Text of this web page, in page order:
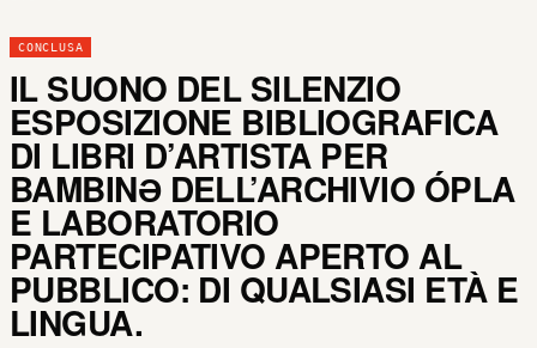
CONCLUSA
IL SUONO DEL SILENZIO
ESPOSIZIONE BIBLIOGRAFICA
DI LIBRI D’ARTISTA PER
BAMBINƏ DELL’ARCHIVIO ÓPLA
E LABORATORIO
PARTECIPATIVO APERTO AL
PUBBLICO: DI QUALSIASI ETÀ E
LINGUA.